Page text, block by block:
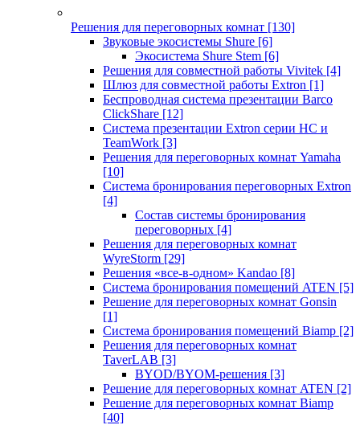
Решения для переговорных комнат [130]
Звуковые экосистемы Shure [6]
Экосистема Shure Stem [6]
Решения для совместной работы Vivitek [4]
Шлюз для совместной работы Extron [1]
Беспроводная система презентации Barco
ClickShare [12]
Система презентации Extron серии HC и
TeamWork [3]
Решения для переговорных комнат Yamaha
[10]
Система бронирования переговорных Extron
[4]
Состав системы бронирования
переговорных [4]
Решения для переговорных комнат
WyreStorm [29]
Решения «все-в-одном» Kandao [8]
Система бронирования помещений ATEN [5]
Решение для переговорных комнат Gonsin
[1]
Система бронирования помещений Biamp [2]
Решения для переговорных комнат
TaverLAB [3]
BYOD/BYOM-решения [3]
Решение для переговорных комнат ATEN [2]
Решение для переговорных комнат Biamp
[40]